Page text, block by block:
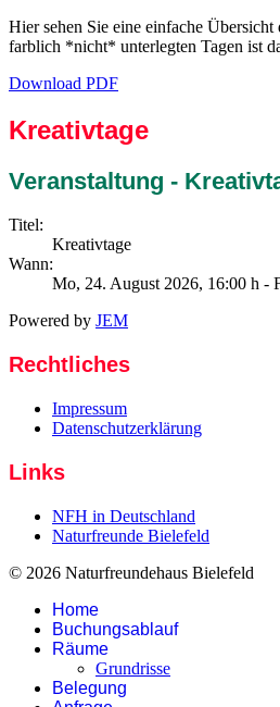
Hier sehen Sie eine einfache
farblich *nicht* unterlegten Tagen ist
Download PDF
Kreativtage
Veranstaltung -
Titel:
Kreativtage
Wann:
Mo, 24. August 2026, 16:00 h -
Powered by JEM
Rechtliches
Impressum
Datenschutzerklärung
Links
NFH in Deutschland
Naturfreunde Bielefeld
© 2026 Naturfreundehaus Bielefeld
Home
Buchungsablauf
Räume
Grundrisse
Belegung